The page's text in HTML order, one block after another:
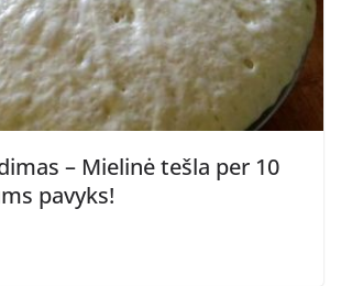
– Mielinė tešla per 10
pavyks!